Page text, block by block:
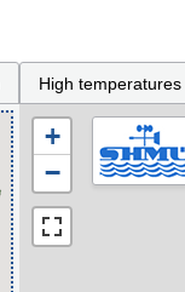
High temperatures
+
−